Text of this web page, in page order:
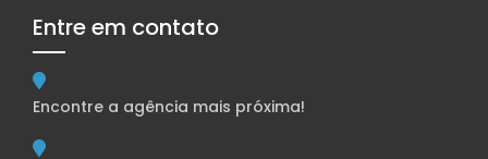
Entre em contato
Encontre a agência mais próxima!